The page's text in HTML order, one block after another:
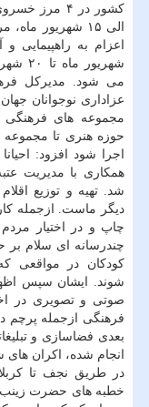
الی ۱۵ شهریور
می شود. مدیرکل
عزاداری نوجوانان
مجموعه های فرهنگی
حوزه هنری تا مجموعه
همکاری با مدیریت
شد. تهیه و توزیع
دیگر ماست. ازجمله
چندرسانه ای سلام
کودکان در مواقعی
شوند. ایشان سپس
صوتی و تصویری در
فرهنگی ازجمله پرچم
بعدی فضاسازی و
در طریق نجف تا
خطبه های حضرت زینب